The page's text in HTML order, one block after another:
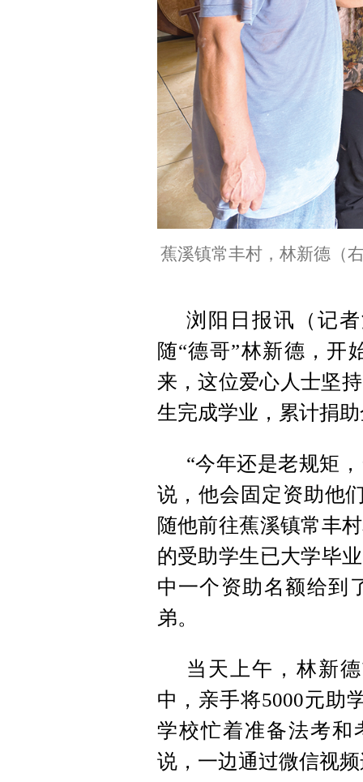
蕉溪镇常丰村，林新德（
浏阳日报讯（记
随“德哥”林新德，开
来，这位爱心人士坚
生完成学业，累计捐
“今年还是老规矩
说，他会固定资助他
随他前往蕉溪镇常丰
的受助学生已大学毕
中一个资助名额给到
弟。
当天上午，林新
中，亲手将5000元助
学校忙着准备法考和
说，一边通过微信视